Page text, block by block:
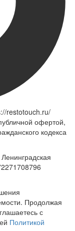
restotouch.ru/
офертой,
кодекса
Продолжая
с
Политикой